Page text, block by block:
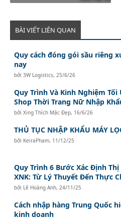
BÀI VIẾT LIÊN QUAN
Quy cách đóng gói sầu riêng
nay
bởi3W Logistics,25/6/26
Quy Trình Và Kinh Nghiệm
Shop Thời Trang Nữ Nhập
bởiXing Thích Mặc Đẹp, 16/6/26
THỦ TỤC NHẬP KHẨU MÁY
bởi KeiraPham, 11/12/25
Quy Trình 6 Bước Xác Định
XNK: Từ Lý Thuyết Đến Thực
bởi Lê Hoàng Anh,24/11/25
Cách nhập hàng Trung Quốc
kinh doanh